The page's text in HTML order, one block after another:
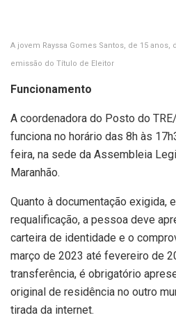
A jovem Rayssa Gomes Santos, de 15
emissão do Título de Eleitor
Funcionamento
A coordenadora do Posto do
funciona no horário das 8h às
feira, na sede da Assembleia
Maranhão.
Quanto à documentação exigida,
requalificação, a pessoa deve
carteira de identidade e o
março de 2023 até fevereiro de
transferência, é obrigatório
original de residência no outro
tirada da internet.